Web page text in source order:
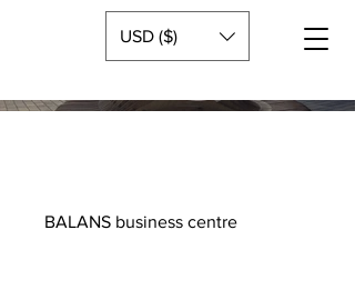
USD ($)
BALANS business centre